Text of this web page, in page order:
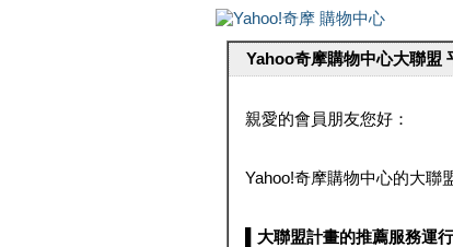
Yahoo奇摩購物中心大聯盟
親愛的會員朋友您好：
Yahoo!奇摩購物中心的大聯
▌大聯盟計畫的推薦服務運